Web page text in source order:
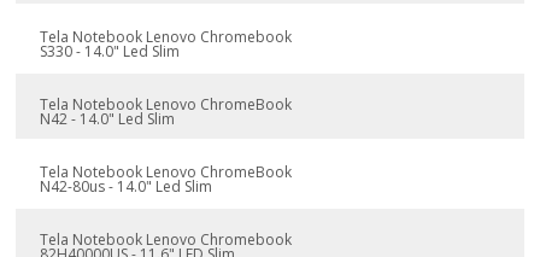
Tela Notebook Lenovo Chromebook
S330 - 14.0" Led Slim
Tela Notebook Lenovo ChromeBook
N42 - 14.0" Led Slim
Tela Notebook Lenovo ChromeBook
N42-80us - 14.0" Led Slim
Tela Notebook Lenovo Chromebook